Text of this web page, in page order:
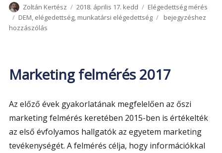
Szerző
Zoltán Kertész Közzétéve
2018. április 17. kedd Kategória
Elégedettség mérés
Címke
DEM, elégedettség, munkatársi elégedettség
Munkatársi
bejegyzéshez
hozzászólás
Marketing felmérés 2017
Az előző évek gyakorlatának megfelelően az őszi
marketing felmérés keretében 2015-ben is értékelték
az első évfolyamos hallgatók az egyetem marketing
tevékenységét. A felmérés célja, hogy információkkal